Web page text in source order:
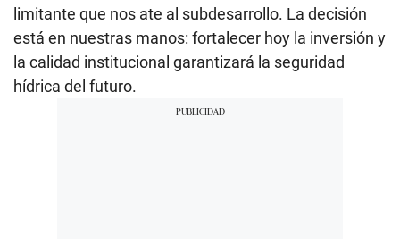
limitante que nos ate al subdesarrollo. La decisión
está en nuestras manos: fortalecer hoy la inversión y
la calidad institucional garantizará la seguridad
hídrica del futuro.